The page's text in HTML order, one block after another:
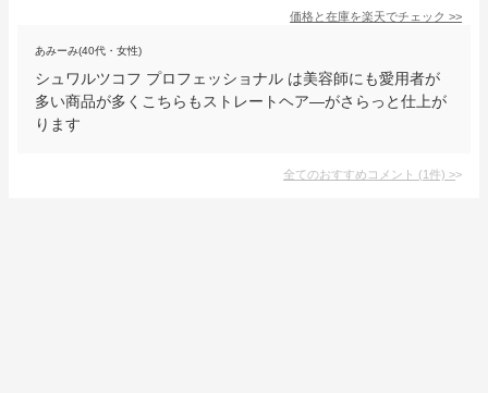
価格と在庫を楽天でチェック >>
あみーみ(40代・女性)
シュワルツコフ プロフェッショナル は美容師にも愛用者が
多い商品が多くこちらもストレートヘア―がさらっと仕上が
ります
全てのおすすめコメント (1件) >